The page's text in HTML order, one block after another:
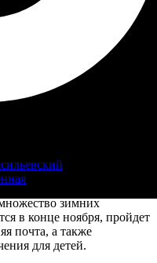
зимний сезон, именно
карточка
площадь которого
Как и в прошлые годы, для
и многодетных семей
коньков, помощники
на льду.
зимних
в конце ноября, пройдет
почта, а также
для детей.